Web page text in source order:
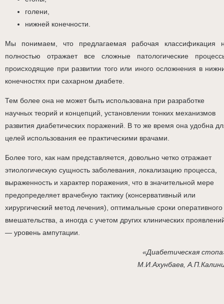
голени,
нижней конечности.
Мы понимаем, что предлагаемая рабочая классификация
полностью отражает все сложные патологические
происходящие при развитии того или иного осложнения в
конечностях при сахарном диабете.
Тем более она не может быть использована при разработке
научных теорий и концепций, установлении тонких механизмов
развития диабетических поражений. В то же время она удобна
целей использования ее практическими врачами.
Более того, как нам представляется, довольно четко отражает
этиологическую сущность заболевания, локализацию процесса,
выраженность и характер поражения, что в значительной мере
предопределяет врачебную тактику (консервативный или
хирургический метод лечения), оптимальные сроки оперативного
вмешательства, а иногда с учетом других клинических
— уровень ампутации.
«Диабетическая
М.И.Ахунбаев,